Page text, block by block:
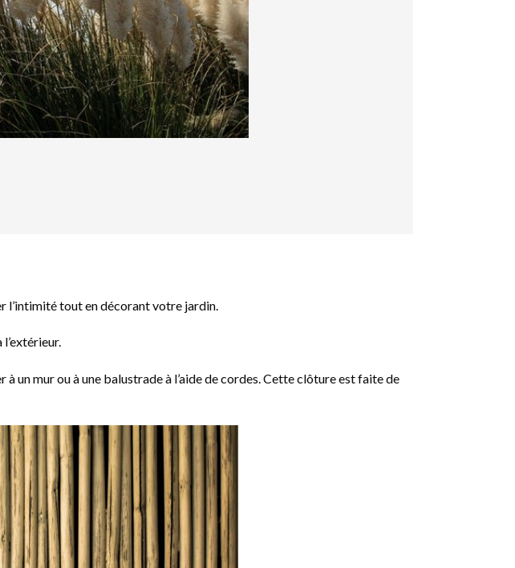
l’intimité tout en décorant votre jardin.
un mur ou à une balustrade à l’aide de cordes. Cette clôture est faite de